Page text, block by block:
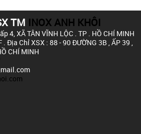
TM INOX ANH KHÔI
4,XÃ TÂN VĨNH LỘC . TP . HỒ CHÍ MINH
. Địa Chỉ XSX : 88 - 90 ĐƯỜNG 3B , ẤP 39 ,
CHÍ MINH